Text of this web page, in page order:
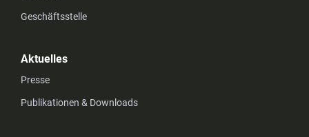
Geschäftsstelle
Aktuelles
Presse
Publikationen & Downloads